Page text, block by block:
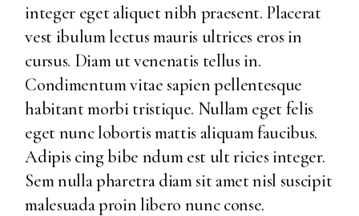
integer eget aliquet nibh praesent. Placerat
vest ibulum lectus mauris ultrices eros in
cursus. Diam ut venenatis tellus in.
Condimentum vitae sapien pellentesque
habitant morbi tristique. Nullam eget felis
eget nunc lobortis mattis aliquam faucibus.
Adipis cing bibe ndum est ult ricies integer.
Sem nulla pharetra diam sit amet nisl suscipit
malesuada proin libero nunc conse.